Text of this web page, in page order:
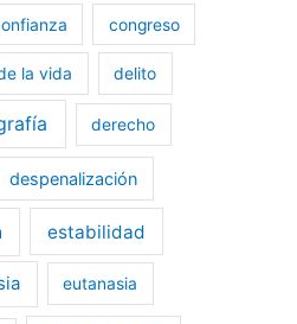
congreso
la vida delito
derecho
despenalización
estabilidad
eutanasia